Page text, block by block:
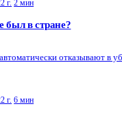
г. 2 мин
был в стране?
отказывают в
г. 6 мин